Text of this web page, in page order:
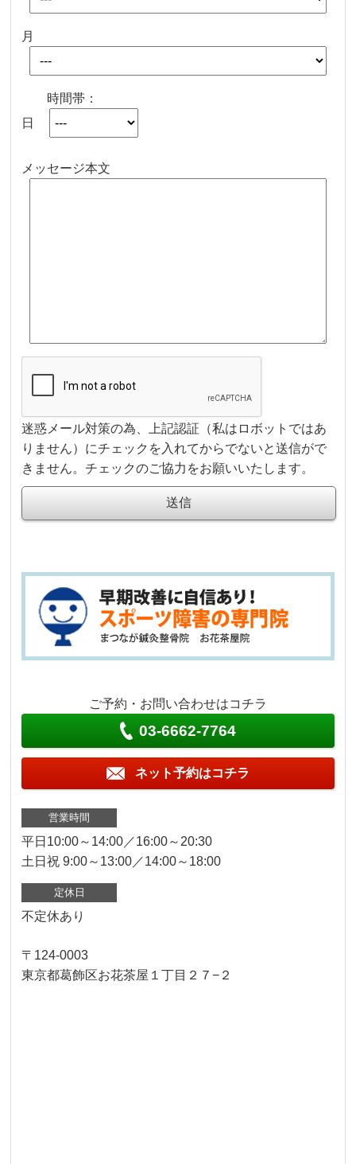
月
日
時間帯：
メッセージ本文
迷惑メール対策の為、上記認証（私はロボットではあ
りません）にチェックを入れてからでないと送信がで
きません。チェックのご協力をお願いいたします。
ご予約・お問い合わせはコチラ
03-6662-7764
ネット予約はコチラ
営業時間
平日10:00～14:00／16:00～20:30
土日祝 9:00～13:00／14:00～18:00
定休日
不定休あり
〒124-0003
東京都葛飾区お花茶屋１丁目２７−２